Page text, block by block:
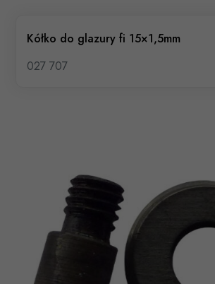
Kółko do glazury fi 15×1,5mm
027 707